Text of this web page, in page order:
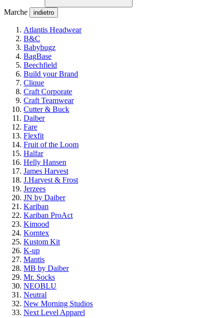
Marche indietro
Atlantis Headwear
B&C
Babybugz
BagBase
Beechfield
Build your Brand
Clique
Craft Corporate
Craft Teamwear
Cutter & Buck
Daiber
Fare
Flexfit
Fruit of the Loom
Halfar
Helly Hansen
James Harvest
J.Harvest & Frost
Jerzees
JN by Daiber
Kariban
Kariban ProAct
Kimood
Korntex
Kustom Kit
K-up
Mantis
MB by Daiber
Mr. Socks
NEOBLU
Neutral
New Morning Studios
Next Level Apparel